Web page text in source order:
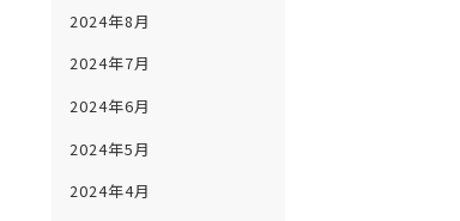
2024年8月
2024年7月
2024年6月
2024年5月
2024年4月